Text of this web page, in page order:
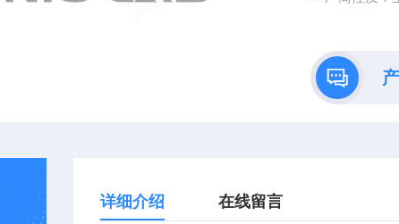
详细介绍 在线留言